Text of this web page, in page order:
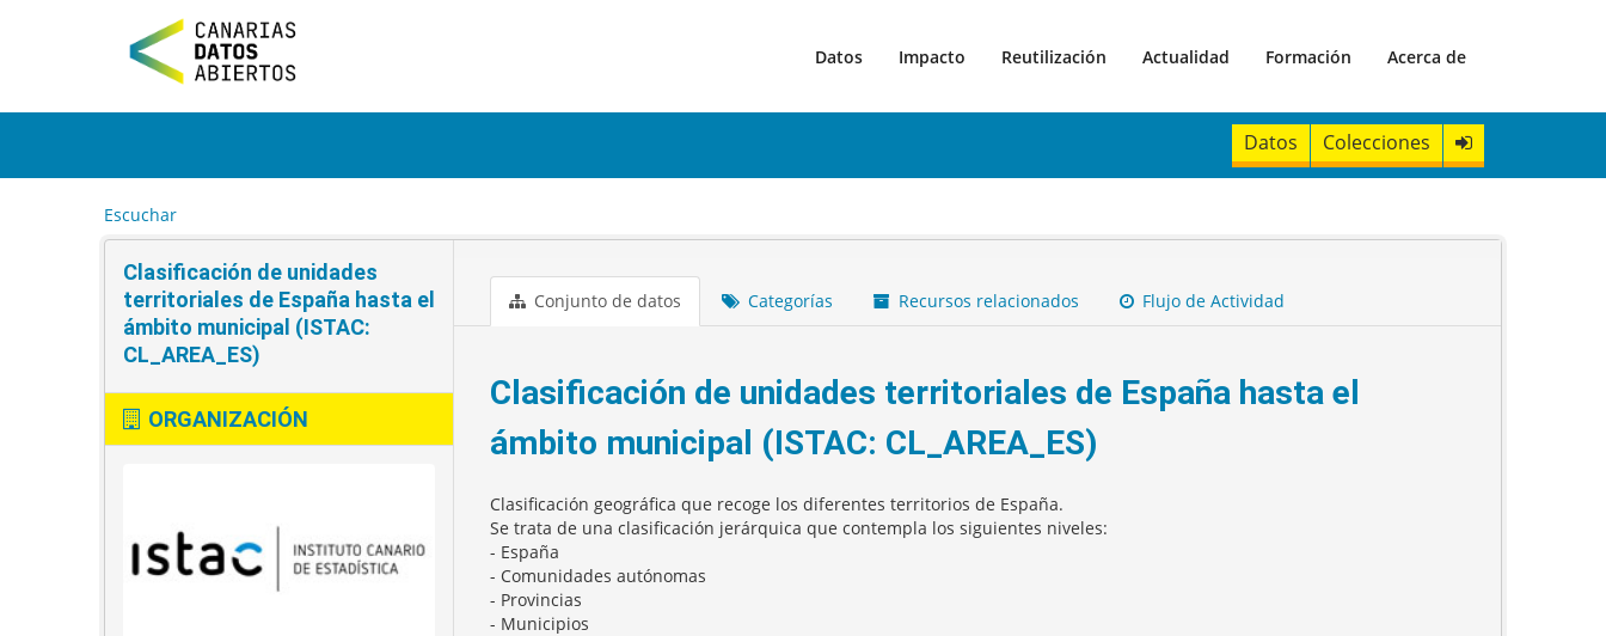
t
Datos Impacto Reutilización Actualidad Formación Acerca de
Datos Colecciones
Escuchar
Clasificación de unidades
territoriales de España hasta el
ámbito municipal (ISTAC:
CL_AREA_ES)
ORGANIZACIÓN
Conjunto de datos Categorías Recursos relacionados Flujo de Actividad
Clasificación de unidades territoriales de España hasta el
ámbito municipal (ISTAC: CL_AREA_ES)
Clasificación geográfica que recoge los diferentes territorios de España.
Se trata de una clasificación jerárquica que contempla los siguientes niveles:
- España
- Comunidades autónomas
- Provincias
- Municipios